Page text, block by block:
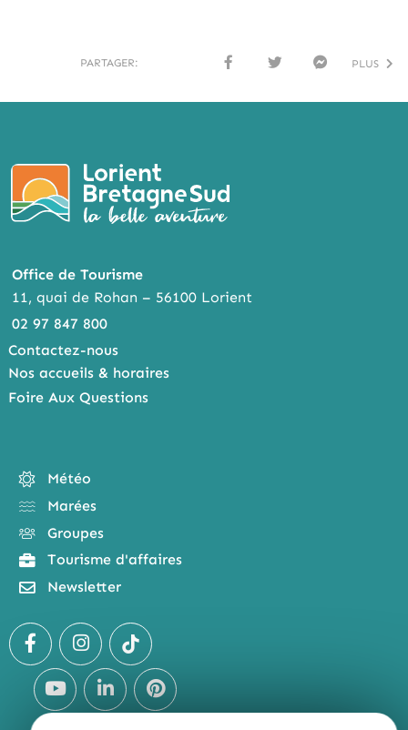
PARTAGER:
PLUS
Office de Tourisme
11, quai de Rohan – 56100 Lorient
02 97 847 800
Contactez-nous
Nos accueils & horaires
Foire Aux Questions
Météo
Marées
Groupes
Tourisme d'affaires
Newsletter